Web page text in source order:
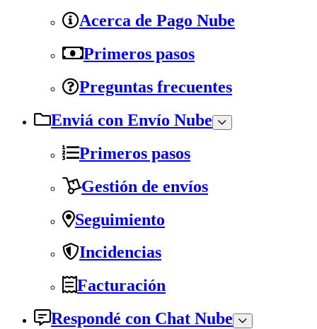
Acerca de Pago Nube
Primeros pasos
Preguntas frecuentes
Enviá con Envío Nube
Primeros pasos
Gestión de envíos
Seguimiento
Incidencias
Facturación
Respondé con Chat Nube